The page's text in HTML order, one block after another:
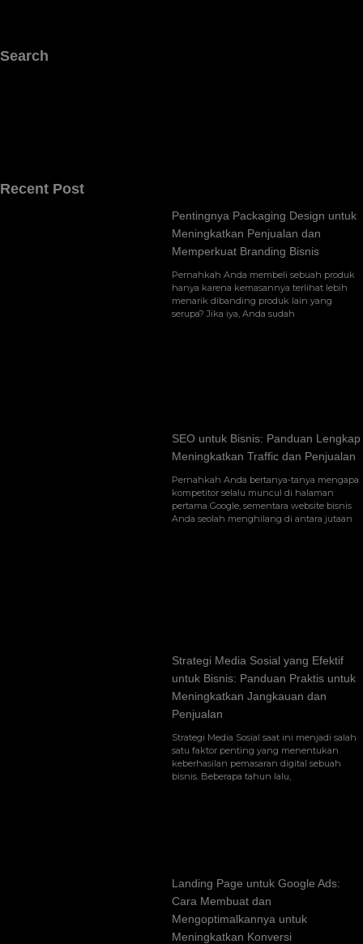
Search
Recent Post
Pentingnya Packaging Design untuk
Meningkatkan Penjualan dan
Memperkuat Branding Bisnis
Pernahkah Anda membeli sebuah produk
hanya karena kemasannya terlihat lebih
menarik dibanding produk lain yang
serupa? Jika iya, Anda sudah
SEO untuk Bisnis: Panduan Lengkap
Meningkatkan Traffic dan Penjualan
Pernahkah Anda bertanya-tanya mengapa
kompetitor selalu muncul di halaman
pertama Google, sementara website bisnis
Anda seolah menghilang di antara jutaan
Strategi Media Sosial yang Efektif
untuk Bisnis: Panduan Praktis untuk
Meningkatkan Jangkauan dan
Penjualan
Strategi Media Sosial saat ini menjadi salah
satu faktor penting yang menentukan
keberhasilan pemasaran digital sebuah
bisnis. Beberapa tahun lalu,
Landing Page untuk Google Ads:
Cara Membuat dan
Mengoptimalkannya untuk
Meningkatkan Konversi